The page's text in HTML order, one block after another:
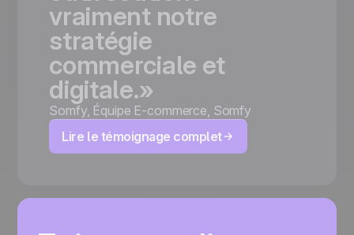
vraiment notre
stratégie
commerciale et
digitale.»
Somfy, Équipe E-commerce, Somfy
Lire le témoignage complet